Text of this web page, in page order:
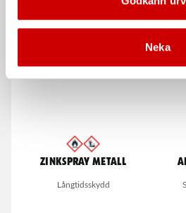
Neka
Zinkspray Metall
Långtidsskydd